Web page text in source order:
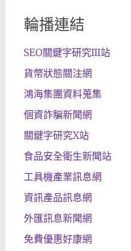
輪播連結
SEO關鍵字研究III站
貨幣狀態關注網
鴻海集團資料蒐集
個資詐騙新聞網
關鍵字研究X站
食品安全衛生新聞站
工具機產業訊息網
資訊產品訊息網
外匯訊息新聞網
免費優惠好康網